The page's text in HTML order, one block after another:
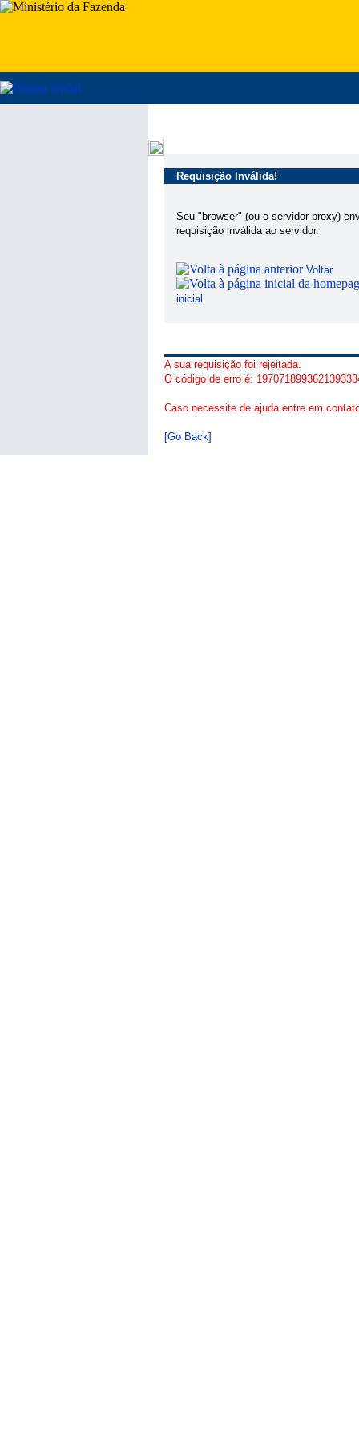
Requisição Inválida!
Seu "browser" (ou o servidor proxy)
requisição inválida ao servidor.
Voltar
inicial
A sua requisição foi rejeitada.
O código de erro é:
Caso necessite de ajuda entre em
[Go Back]